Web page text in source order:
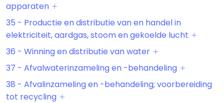
apparaten
35 - Productie en distributie van en handel in
elektriciteit, aardgas, stoom en gekoelde lucht
36 - Winning en distributie van water
37 - Afvalwaterinzameling en -behandeling
38 - Afvalinzameling en -behandeling; voorbereiding
tot recycling